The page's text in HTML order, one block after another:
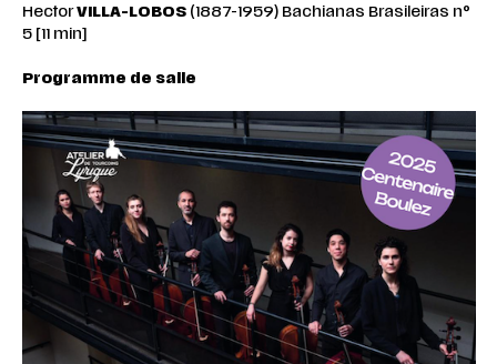
HectorVILLA-LOBOS(1887-1959) Bachianas Brasileiras n°
5 [11 min]
Programme de salle